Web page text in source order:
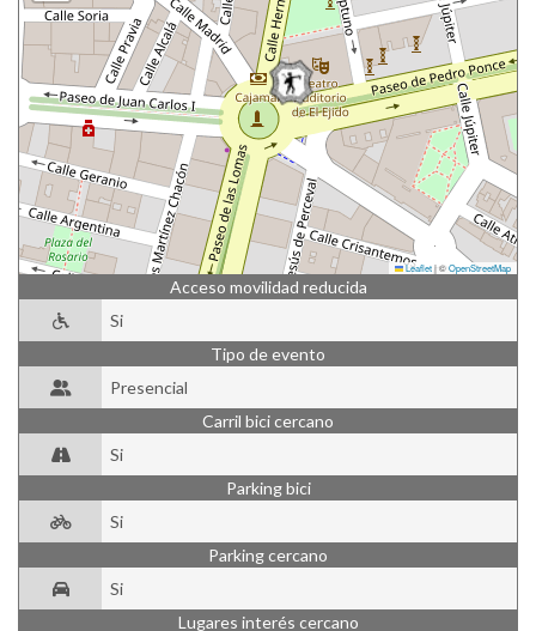
Leaflet|©OpenStreetMap
Acceso movilidad reducida
Si
Tipo de evento
Presencial
Carril bici cercano
Si
Parking bici
Si
Parking cercano
Si
Lugares interés cercano